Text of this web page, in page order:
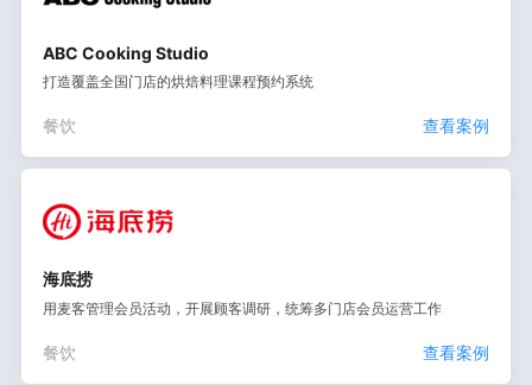
ABC Cooking Studio
打造覆盖全国门店的烘焙料理课程预约系统
餐饮 查看案例
海底捞
用麦客管理会员活动，开展顾客调研，统筹多门店会员运营工作
餐饮 查看案例